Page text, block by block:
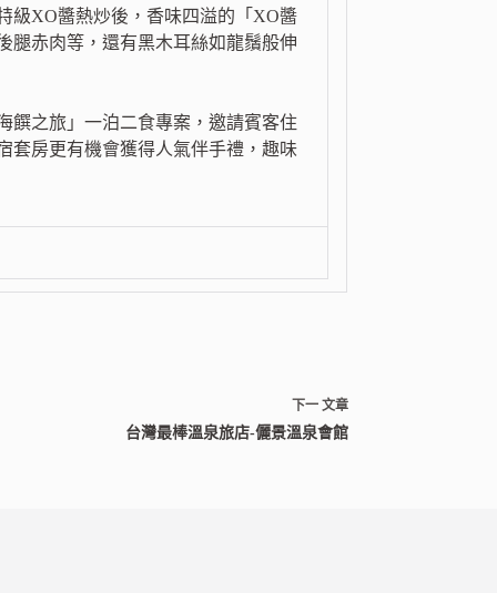
級XO醬熱炒後，香味四溢的「XO醬
腿赤肉等，還有黑木耳絲如龍鬚般伸
饌之旅」一泊二食專案，邀請賓客住
套房更有機會獲得人氣伴手禮，趣味
下一 文章
台灣最棒溫泉旅店-儷景溫泉會館